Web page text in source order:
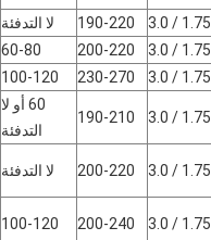
1.75 / 3.0
190-220 لا التدفئة
1.75 / 3.0
200-220
60-80
1.75 / 3.0
230-270
100-120
1.75 / 3.0
190-210
60 أو لا
التدفئة
1.75 / 3.0
200-220 لا التدفئة
1.75 / 3.0
200-240
100-120